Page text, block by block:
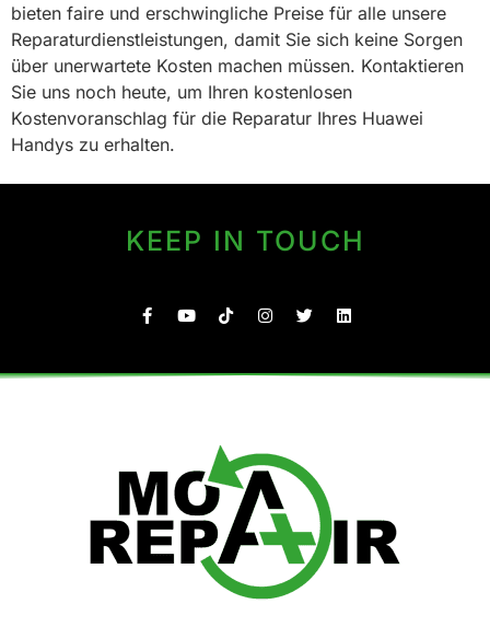
bieten faire und erschwingliche Preise für alle unsere
Reparaturdienstleistungen, damit Sie sich keine Sorgen
über unerwartete Kosten machen müssen. Kontaktieren
Sie uns noch heute, um Ihren kostenlosen
Kostenvoranschlag für die Reparatur Ihres Huawei
Handys zu erhalten.
KEEP IN TOUCH